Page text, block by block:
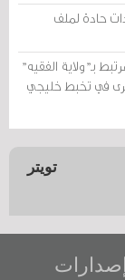
حادة لملف
بـ"ولاية الفقيه"
في تخبط خليجي
تويتر
إصدارات